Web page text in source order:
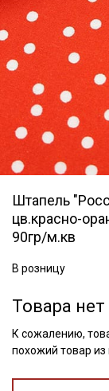
Штапель
цв.красно-
90гр/м.кв
В розницу
Товара
К сожалению,
похожий товар